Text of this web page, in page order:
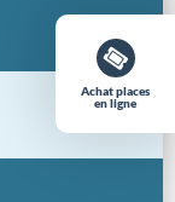
Achat places
en ligne